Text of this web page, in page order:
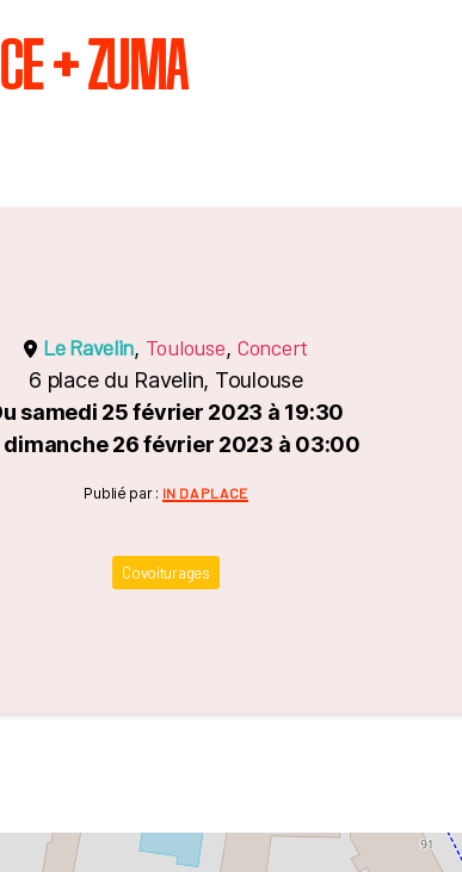
+ ZUMA
Le Ravelin, Toulouse, Concert
6 place du Ravelin, Toulouse
samedi 25 février 2023 à 19:30
dimanche 26 février 2023 à 03:00
Catégories
Publié par : IN DA PLACE
Covoiturages